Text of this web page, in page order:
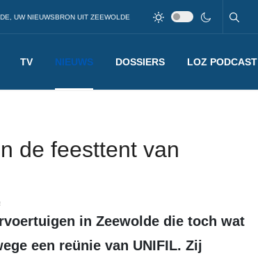
UW NIEUWSBRON UIT ZEEWOLDE
TV NIEUWS DOSSIERS LOZ PODCAST
de feesttent van
een reünie van UNIFIL. Zij